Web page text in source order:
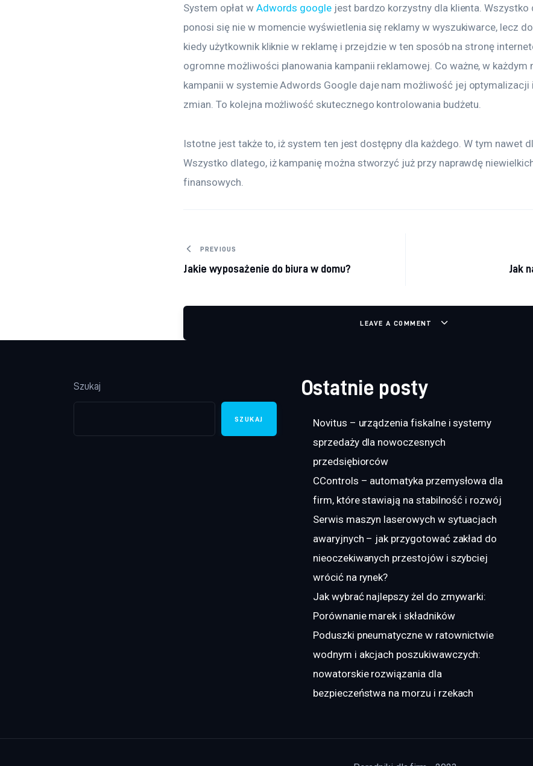
System opłat w Adwords google jest bardzo korzystny dla klienta. Wszystko
ponosi się nie w momencie wyświetlenia się reklamy w wyszukiwarce, lecz
kiedy użytkownik kliknie w reklamę i przejdzie w ten sposób na stronę
ogromne możliwości planowania kampanii reklamowej. Co ważne, w każdym
kampanii w systemie Adwords Google daje nam możliwość jej optymalizacji
zmian. To kolejna możliwość skutecznego kontrolowania budżetu.
Istotne jest także to, iż system ten jest dostępny dla każdego. W tym nawet
Wszystko dlatego, iż kampanię można stworzyć już przy naprawdę
finansowych.
Nawigacja wpisu
PREVIOUS
Jakie wyposażenie do biura w domu? Jak
LEAVE A COMMENT
Szukaj
SZUKAJ
Ostatnie posty
Novitus – urządzenia fiskalne i systemy
sprzedaży dla nowoczesnych
przedsiębiorców
CControls – automatyka przemysłowa dla
firm, które stawiają na stabilność i rozwój
Serwis maszyn laserowych w sytuacjach
awaryjnych – jak przygotować zakład do
nieoczekiwanych przestojów i szybciej
wrócić na rynek?
Jak wybrać najlepszy żel do zmywarki:
Porównanie marek i składników
Poduszki pneumatyczne w ratownictwie
wodnym i akcjach poszukiwawczych:
nowatorskie rozwiązania dla
bezpieczeństwa na morzu i rzekach